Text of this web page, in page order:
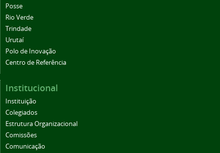
Posse
Rio Verde
Trindade
Urutaí
Polo de Inovação
Centro de Referência
Institucional
Instituição
Colegiados
Estrutura Organizacional
Comissões
Comunicação